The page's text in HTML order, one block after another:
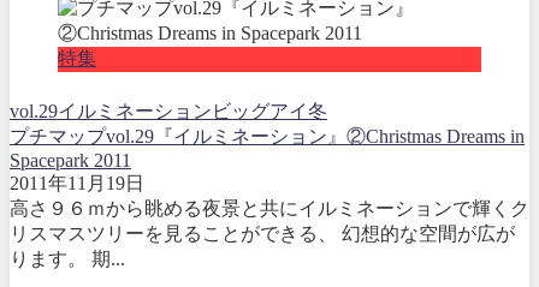
特集
vol.29イルミネーション ビッグアイ冬
プチマップvol.29『イルミネーション』②Christmas Dreams in
Spacepark 2011
2011年11月19日
高さ９６ｍから眺める夜景と共にイルミネーションで輝くク
リスマスツリーを見ることができる、 幻想的な空間が広が
ります。 期...